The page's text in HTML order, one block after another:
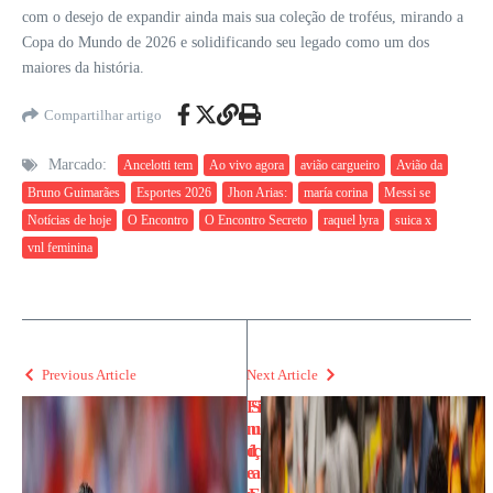
com o desejo de expandir ainda mais sua coleção de troféus, mirando a
Copa do Mundo de 2026 e solidificando seu legado como um dos
maiores da história.
Compartilhar artigo
Marcado: Ancelotti tem Ao vivo agora avião cargueiro
Avião da
Bruno Guimarães
Esportes 2026 Jhon Arias: maría corina
Messi se
Notícias de hoje
O Encontro O Encontro Secreto raquel lyra
suica x
vnl feminina
Previous Article
Fi
m
d
e
Next Article
S
u
íç
a